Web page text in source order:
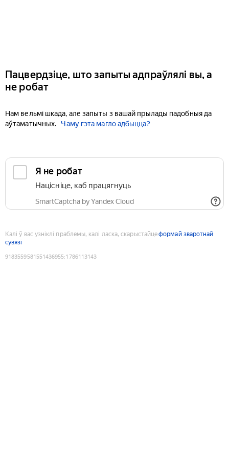
Пацвердзіце, што запыты адпраўлялі вы, а
не робат
Нам вельмі шкада, але запыты з вашай прылады падобныя да
аўтаматычных.
Чаму гэта магло адбыцца?
Я не робат
Націсніце, каб працягнуць
SmartCaptcha by Yandex Cloud
Калі ў вас узніклі праблемы, калі ласка, скарыстайцеформай зваротнай
сувязі
9183559581551436955:1786113143